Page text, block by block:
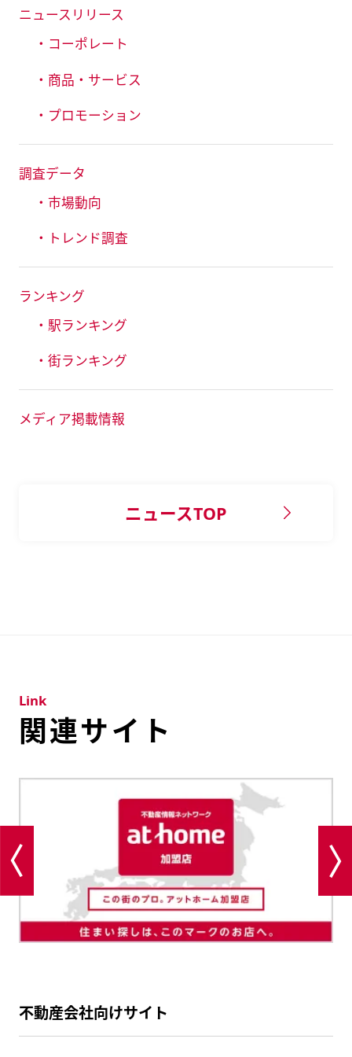
ニュースリリース
・コーポレート
・商品・サービス
・プロモーション
調査データ
・市場動向
・トレンド調査
ランキング
・駅ランキング
・街ランキング
メディア掲載情報
ニュースTOP
関連サイト
Link
不動産会社向けサイト